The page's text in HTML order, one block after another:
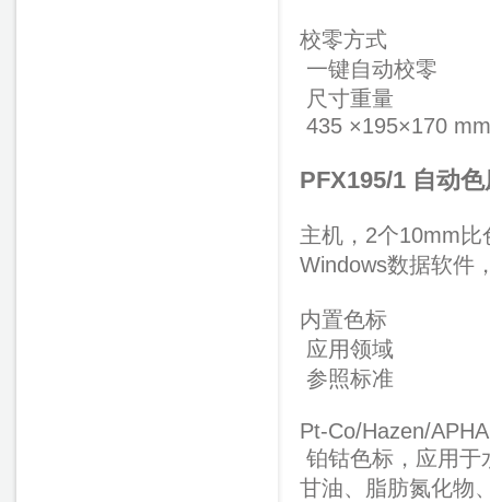
校零方式
一键自动校零
尺寸重量
435 ×195×170
PFX195/1 自动
主机，2个10mm
Windows数据软件
内置色标
应用领域
参照标准
Pt-Co/Hazen/APHA
铂钴色标，应用于
甘油、脂肪氮化物